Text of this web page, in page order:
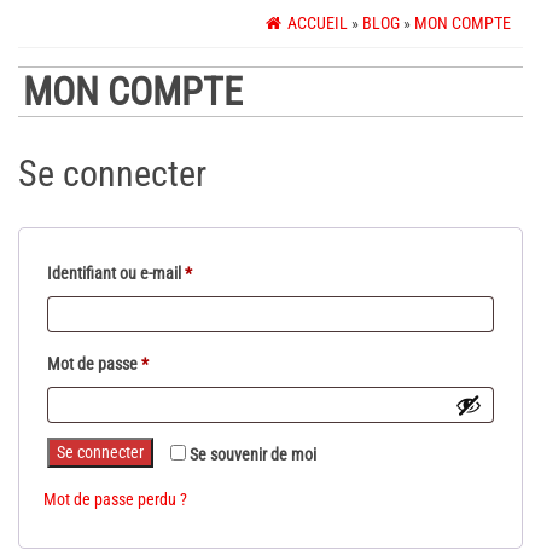
ACCUEIL » BLOG » MON COMPTE
MON COMPTE
Se connecter
Identifiant ou e-mail *Obligatoire
Mot de passe*Obligatoire
Se souvenir de moi
Se connecter
Mot de passe perdu ?